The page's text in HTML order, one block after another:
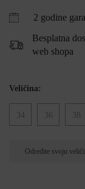
2 godine
Besplatna
web shopa
Veličina:
34 36 38
Odredite svoju